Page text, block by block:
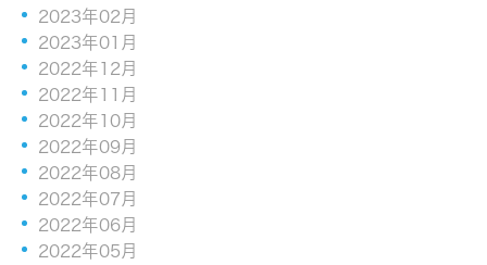
2023年02月
2023年01月
2022年12月
2022年11月
2022年10月
2022年09月
2022年08月
2022年07月
2022年06月
2022年05月